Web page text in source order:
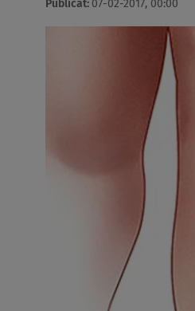
Publicat: 07-02-2017, 00:00